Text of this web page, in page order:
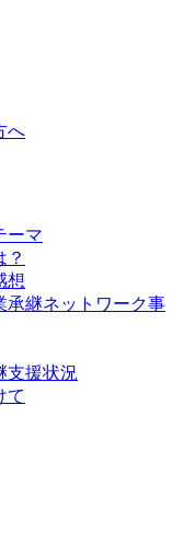
へ
ーマ
？
想
継ネットワーク事
支援状況
て